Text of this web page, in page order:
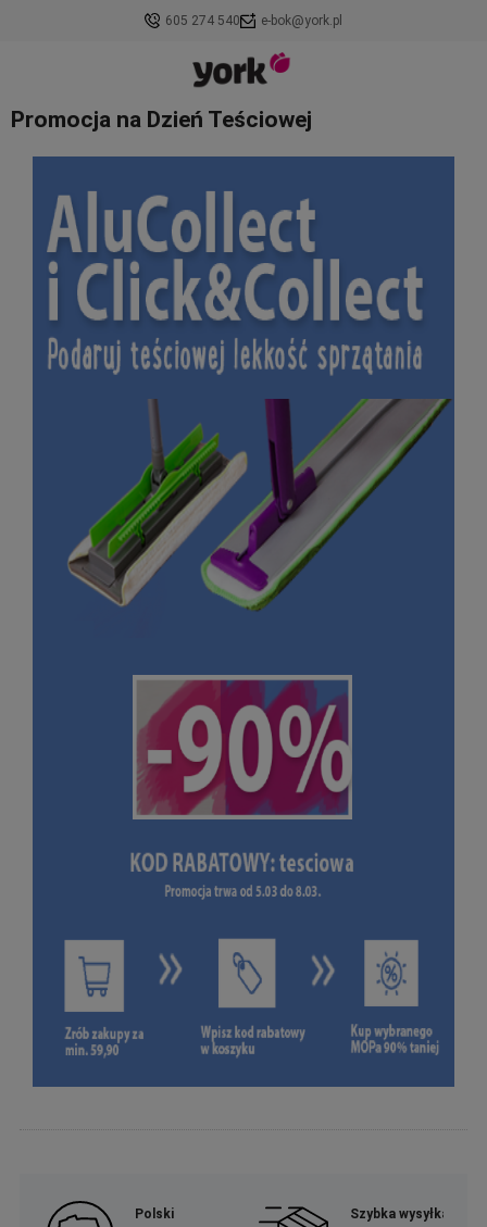
605 274 540 e-bok@york.pl
Promocja na Dzień Teściowej
Polski
Szybka wysyłka